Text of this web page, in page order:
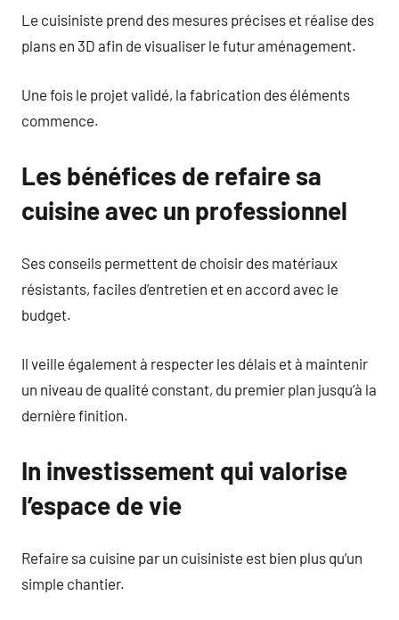
Le cuisiniste prend des mesures précises et réalise des
plans en 3D afin de visualiser le futur aménagement.
Une fois le projet validé, la fabrication des éléments
commence.
Les bénéfices de refaire sa
cuisine avec un professionnel
Ses conseils permettent de choisir des matériaux
résistants, faciles d’entretien et en accord avec le
budget.
Il veille également à respecter les délais et à maintenir
un niveau de qualité constant, du premier plan jusqu’à la
dernière finition.
In investissement qui valorise
l’espace de vie
Refaire sa cuisine par un cuisiniste est bien plus qu’un
simple chantier.